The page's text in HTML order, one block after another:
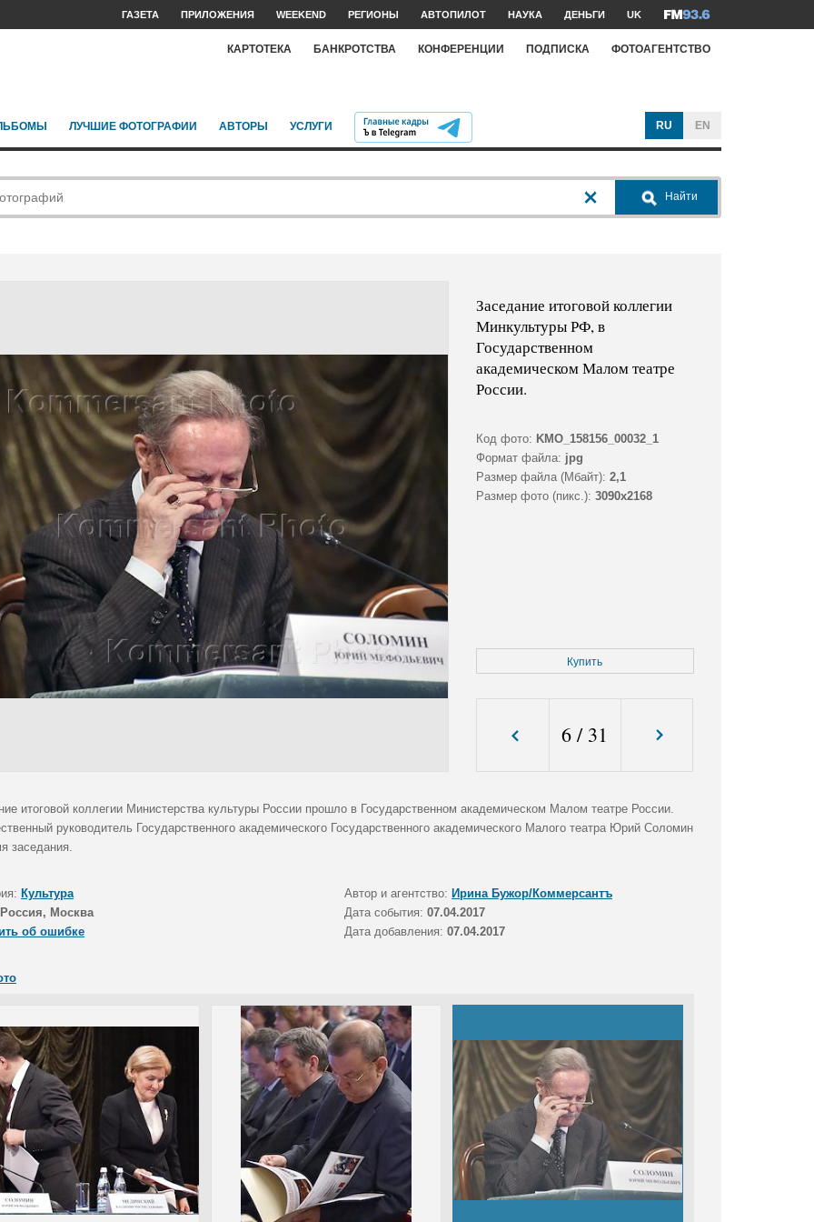
ГАЗЕТА ПРИЛОЖЕНИЯ WEEKEND РЕГИОНЫ АВТОПИЛОТ НАУКА ДЕНЬГИ UK
КАРТОТЕКА БАНКРОТСТВА КОНФЕРЕНЦИИ ПОДПИСКА ФОТОАГЕНТСТВО
ЛУЧШИЕ ФОТОГРАФИИ АВТОРЫ УСЛУГИ RU EN
Найти
Заседание итоговой коллегии
Минкультуры РФ, в
Государственном
академическом Малом театре
России.
Код фото: KMO_158156_00032_1
Формат файла: jpg
Размер файла (Мбайт): 2,1
Размер фото (пикс.): 3090x2168
Купить
6 / 31
итоговой коллегии Министерства культуры России прошло в Государственном академическом Малом театре России.
руководитель Государственного академического Государственного академического Малого театра Юрий Соломин
заседания.
Культура Автор и агентство: Ирина Бужор/Коммерсантъ
Россия, Москва Дата события: 07.04.2017
об ошибке
Дата добавления: 07.04.2017